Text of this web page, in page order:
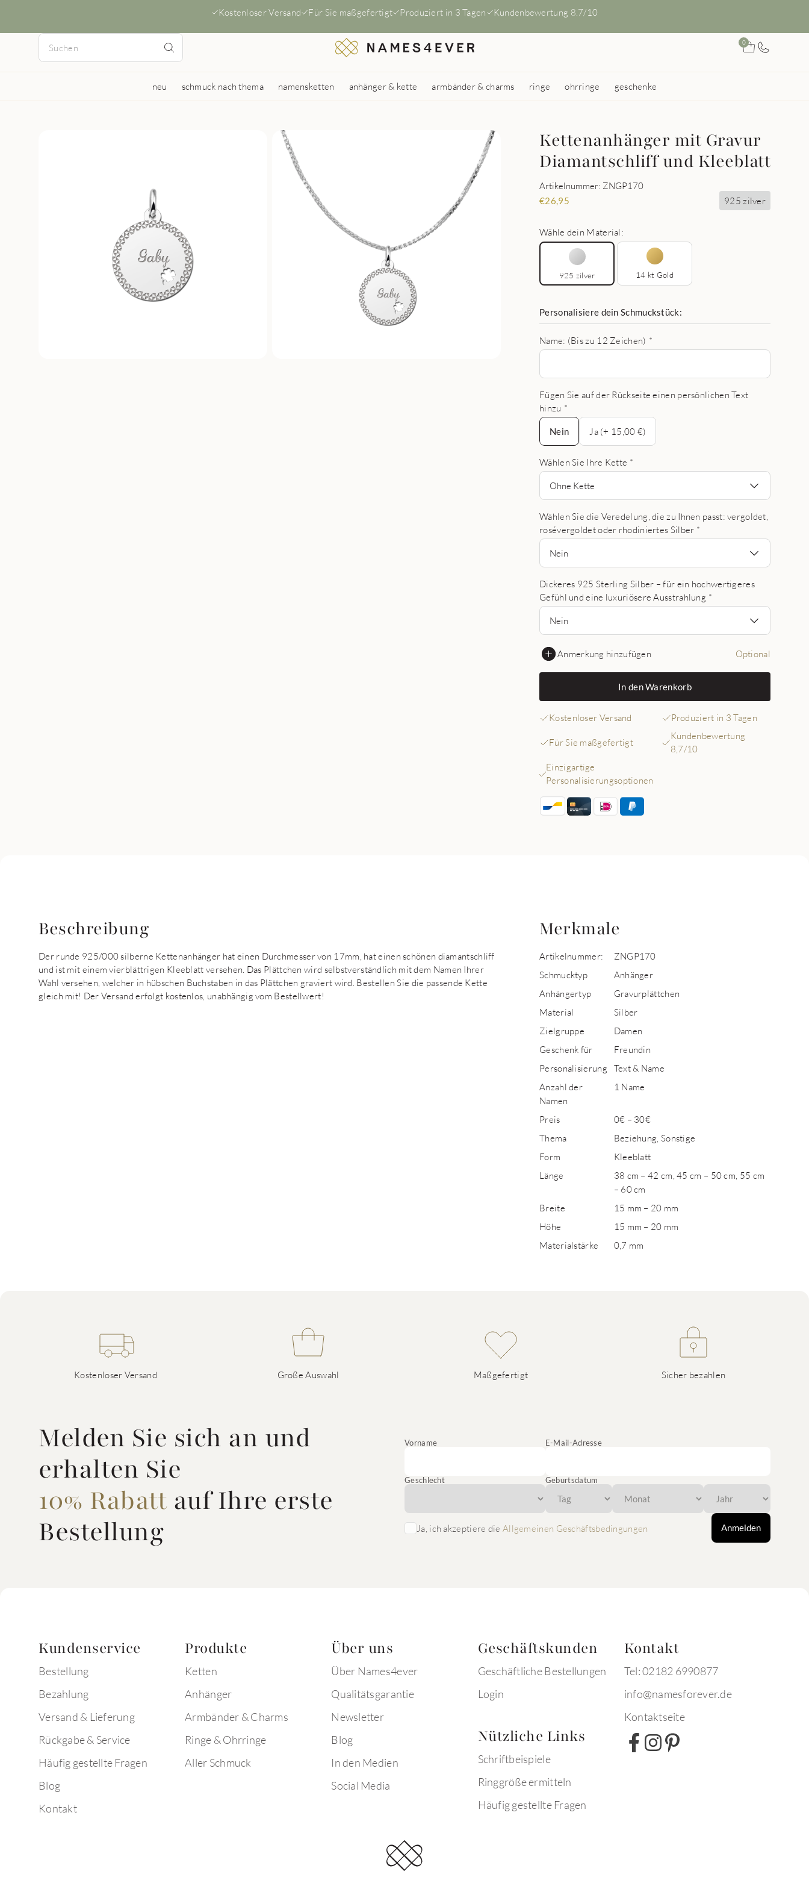
Kostenloser Versand Für Sie maßgefertigt Produziert in 3 Tagen Kundenbewertung 8.7/10
0
neu schmuck nach thema namensketten anhänger & kette armbänder & charms ringe ohrringe geschenke
Kettenanhänger mit Gravur
Diamantschliff und Kleeblatt
Artikelnummer: ZNGP170
€26,95 925 zilver
Wähle dein Material:
925 zilver 14 kt Gold
Personalisiere dein Schmuckstück:
Name: (Bis zu 12 Zeichen) *
Fügen Sie auf der Rückseite einen persönlichen Text
hinzu *
Nein
Nein
Ja (+ 15,00 €)
Wählen Sie Ihre Kette *
Ohne Kette
Wählen Sie die Veredelung, die zu Ihnen passt: vergoldet,
rosévergoldet oder rhodiniertes Silber *
Nein
Dickeres 925 Sterling Silber – für ein hochwertigeres
Gefühl und eine luxuriösere Ausstrahlung *
Nein
Anmerkung hinzufügen Optional
In den Warenkorb
Kostenloser Versand Produziert in 3 Tagen
Für Sie maßgefertigt
Kundenbewertung
8,7/10
Einzigartige
Personalisierungsoptionen
Beschreibung
Der runde 925/000 silberne Kettenanhänger hat einen Durchmesser von 17mm, hat einen schönen diamantschliff
und ist mit einem vierblättrigen Kleeblatt versehen. Das Plättchen wird selbstverständlich mit dem Namen Ihrer
Wahl versehen, welcher in hübschen Buchstaben in das Plättchen graviert wird. Bestellen Sie die passende Kette
gleich mit! Der Versand erfolgt kostenlos, unabhängig vom Bestellwert!
Merkmale
Artikelnummer:
ZNGP170
Schmucktyp
Anhänger
Anhängertyp
Gravurplättchen
Material
Silber
Zielgruppe
Damen
Geschenk für
Freundin
Personalisierung
Text & Name
Anzahl der
Namen
1 Name
Preis
0€ – 30€
Thema
Beziehung, Sonstige
Form
Kleeblatt
Länge
38 cm – 42 cm, 45 cm – 50 cm, 55 cm
– 60 cm
Breite
15 mm – 20 mm
Höhe
15 mm – 20 mm
Materialstärke
0,7 mm
Kostenloser Versand Große Auswahl Maßgefertigt Sicher bezahlen
Melden Sie sich an und
erhalten Sie
10% Rabattauf Ihre erste
Bestellung
Vorname E-Mail-Adresse
Geschlecht Geburtsdatum
Ja, ich akzeptiere die Allgemeinen Geschäftsbedingungen Anmelden
Kundenservice
Bestellung
Bezahlung
Versand & Lieferung
Rückgabe & Service
Häufig gestellte Fragen
Blog
Kontakt
Produkte
Ketten
Anhänger
Armbänder & Charms
Ringe & Ohrringe
Aller Schmuck
Über uns
Über Names4ever
Qualitätsgarantie
Newsletter
Blog
In den Medien
Social Media
Geschäftskunden
Geschäftliche Bestellungen
Login
Nützliche Links
Schriftbeispiele
Ringgröße ermitteln
Häufig gestellte Fragen
Kontakt
Tel: 02182 6990877
info@namesforever.de
Kontaktseite